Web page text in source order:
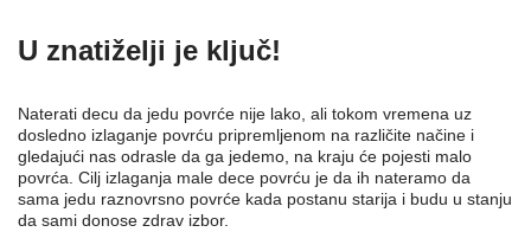
U znatiželji je ključ!
Naterati decu da jedu povrće nije lako, ali tokom vremena uz
dosledno izlaganje povrću pripremljenom na različite načine i
gledajući nas odrasle da ga jedemo, na kraju će pojesti malo
povrća. Cilj izlaganja male dece povrću je da ih nateramo da
sama jedu raznovrsno povrće kada postanu starija i budu u stanju
da sami donose zdrav izbor.